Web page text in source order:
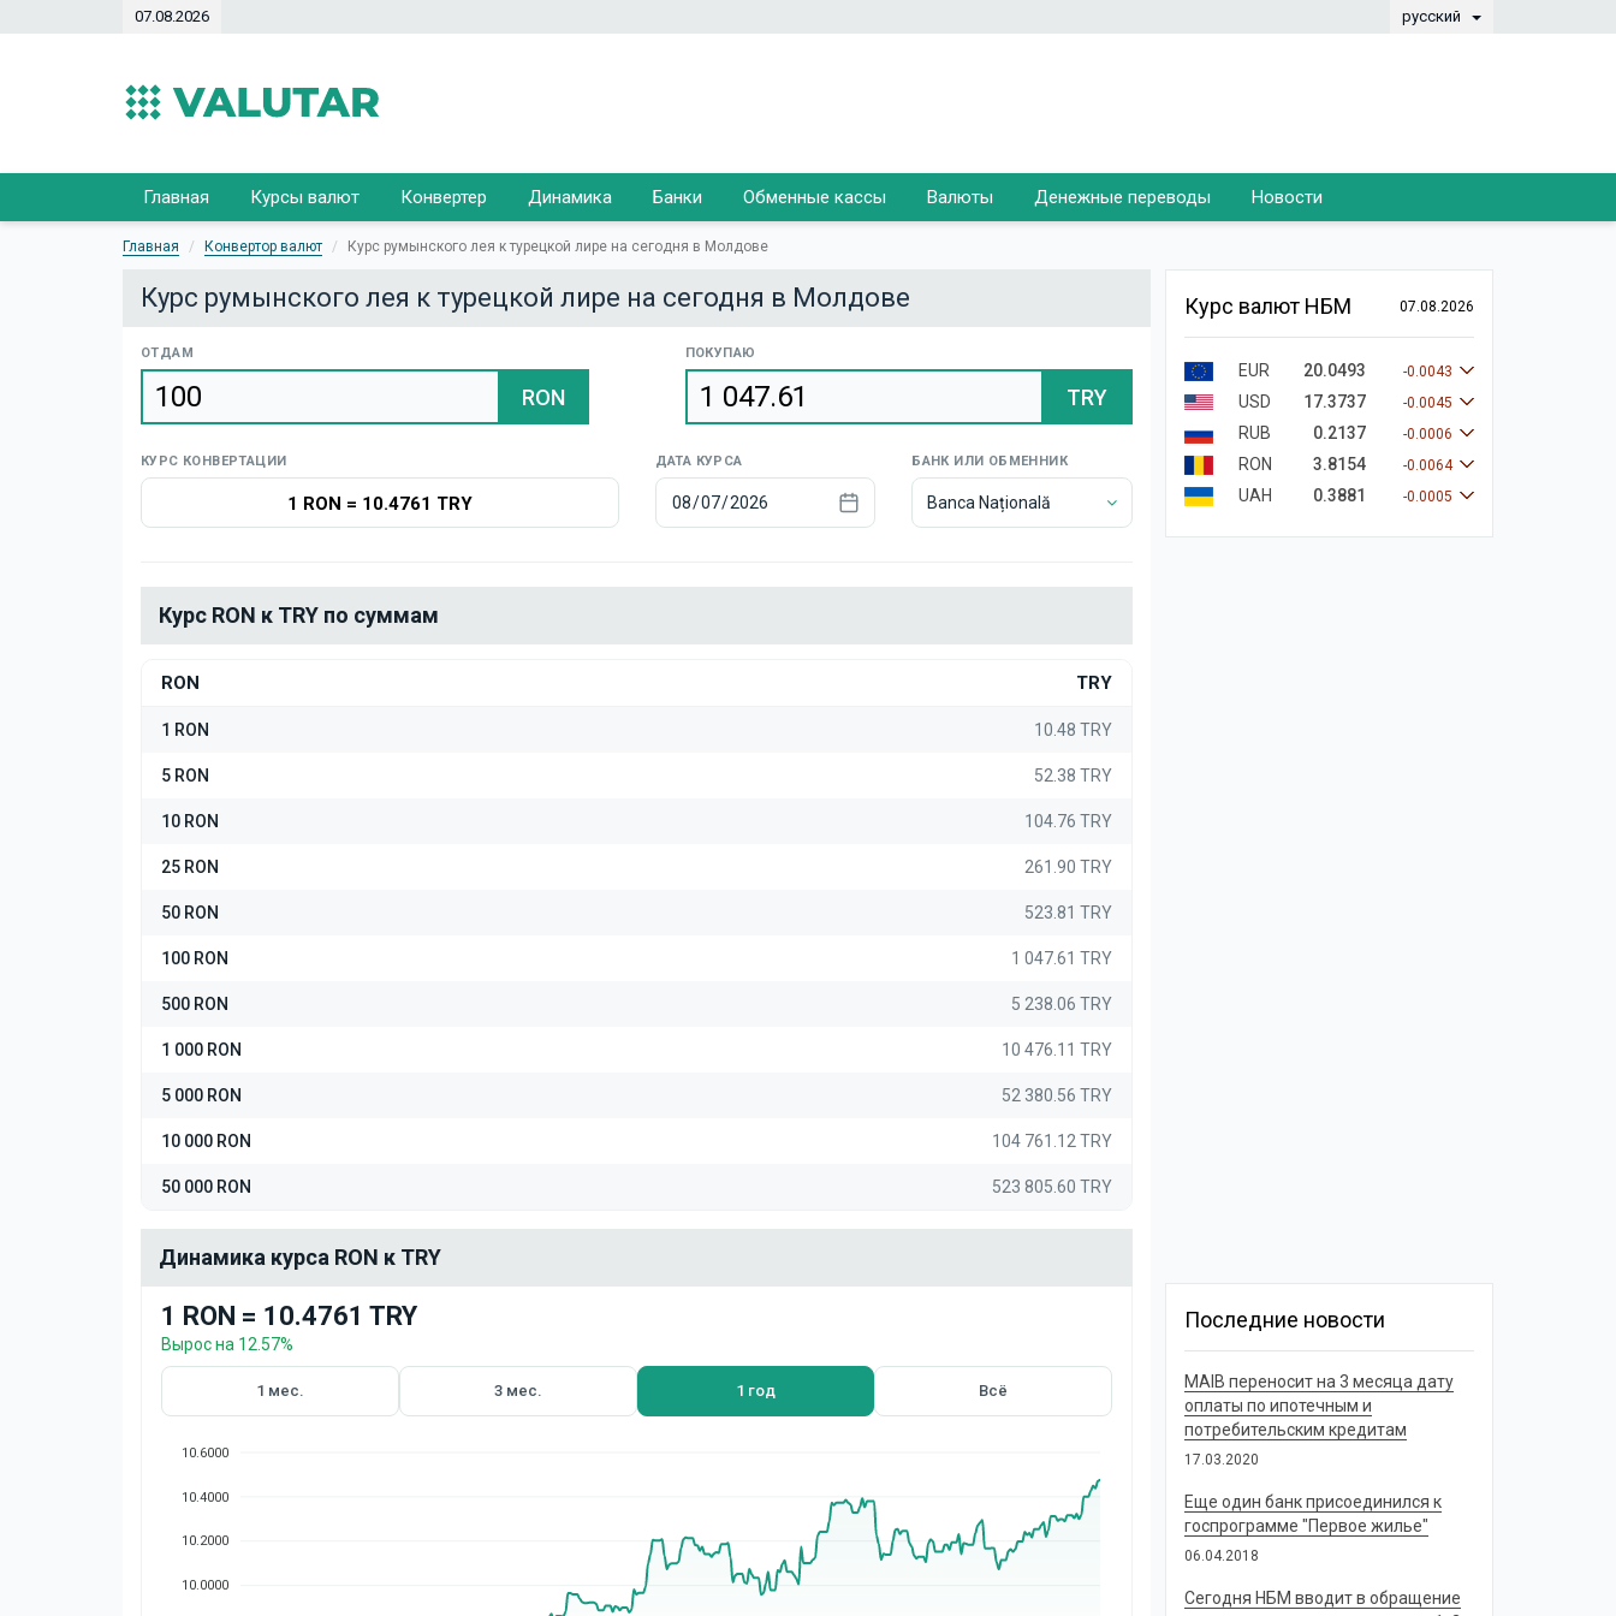
07.08.2026 русский
Главная Курсы валют Конвертер Динамика Банки Обменные кассы Валюты Денежные переводы Новости
Главная Конвертор валют Курс румынского лея к турецкой лире на сегодня в Молдове
Курс румынского лея к турецкой лире на сегодня в Молдове
ОТДАМ
RON
ПОКУПАЮ
TRY
КУРС КОНВЕРТАЦИИ
1 RON = 10.4761 TRY
ДАТА КУРСА БАНК ИЛИ ОБМЕННИК
Banca Națională
Курс RON к TRY по суммам
RON TRY
1 RON 10.48 TRY
5 RON 52.38 TRY
10 RON 104.76 TRY
25 RON 261.90 TRY
50 RON 523.81 TRY
100 RON 1 047.61 TRY
500 RON 5 238.06 TRY
1 000 RON 10 476.11 TRY
5 000 RON 52 380.56 TRY
10 000 RON 104 761.12 TRY
50 000 RON 523 805.60 TRY
Динамика курса RON к TRY
1 RON = 10.4761 TRY
Вырос на 12.57%
1 мес. 3 мес. 1 год Всё
10.6000
10.4000
10.2000
10.0000
Курс валют НБМ 07.08.2026
EUR 20.0493 -0.0043
USD 17.3737 -0.0045
RUB 0.2137 -0.0006
RON 3.8154 -0.0064
UAH 0.3881 -0.0005
Последние новости
MAIB переносит на 3 месяца дату
оплаты по ипотечным и
потребительским кредитам
17.03.2020
Еще один банк присоединился к
госпрограмме "Первое жилье"
06.04.2018
Сегодня НБМ вводит в обращение